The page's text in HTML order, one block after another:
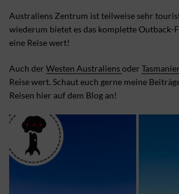
Australiens Zentrum ist teilweise sehr
wiederum bietet es das komplette Outback-
eine Reise wert!
Auch der Westen Australiensoder
Reise wert. Schaut euch gerne meine
Reisen hier auf dem Blog an!